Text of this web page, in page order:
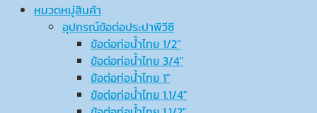
หมวดหมู่สินค้า
อุปกรณ์ข้อต่อประปาพีวีซี
ข้อต่อท่อน้ำไทย 1/2″
ข้อต่อท่อน้ำไทย 3/4″
ข้อต่อท่อน้ำไทย 1″
ข้อต่อท่อน้ำไทย 1.1/4″